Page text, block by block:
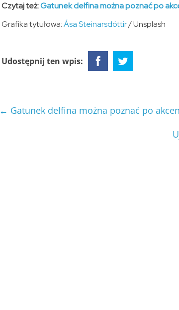
Czytaj też:Gatunek delfina można poznać po
Grafika tytułowa:Ása Steinarsdóttir/ Unsplash
Udostępnij ten wpis:
← Gatunek delfina można poznać po